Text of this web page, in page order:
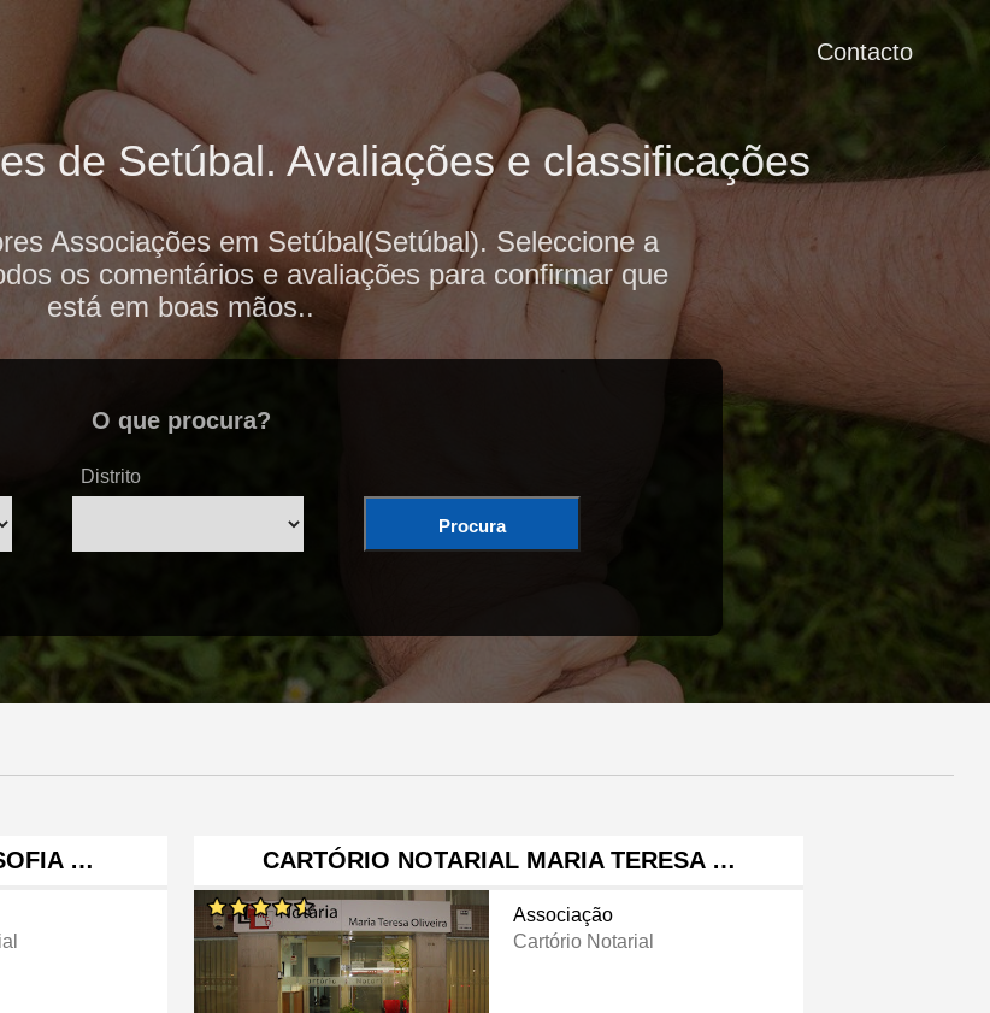
Contacto
de Setúbal. Avaliações e classificações
Associações em Setúbal(Setúbal). Seleccione a
os comentários e avaliações para confirmar que
está em boas mãos..
O que procura?
Distrito
Procura
… CARTÓRIO NOTARIAL MARIA TERESA …
Associação
Cartório Notarial